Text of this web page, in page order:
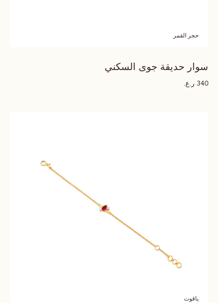
حجر القمر
سوار حديقة جوى السكني
340 ر.ع.
ياقوت